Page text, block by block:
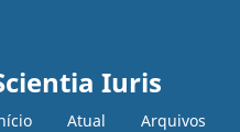
Iuris
Atual Arquivos